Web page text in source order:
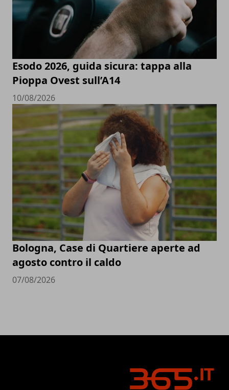
Esodo 2026, guida sicura: tappa alla
Pioppa Ovest sull’A14
10/08/2026
Bologna, Case di Quartiere aperte ad
agosto contro il caldo
07/08/2026